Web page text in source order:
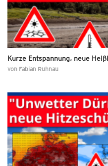
Kurze Entspannung, neue
von Fabian Ruhnau